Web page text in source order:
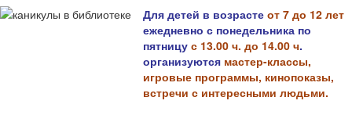
Для детей в возрасте от 7 до 12 лет
ежедневно с понедельника по
пятницу с 13.00 ч. до 14.00 ч.
организуются мастер-классы,
игровые программы, кинопоказы,
встречи с интересными людьми.